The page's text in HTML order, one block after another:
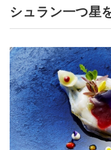
シュラン一つ星